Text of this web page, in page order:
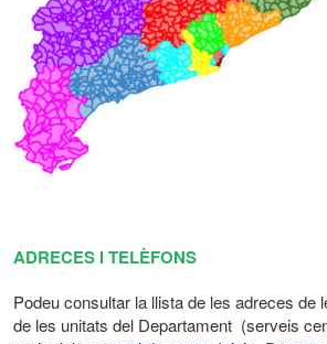
ADRECES I TELÈFONS
Podeu consultar la llista de les adreces de
de les unitats del Departament (serveis